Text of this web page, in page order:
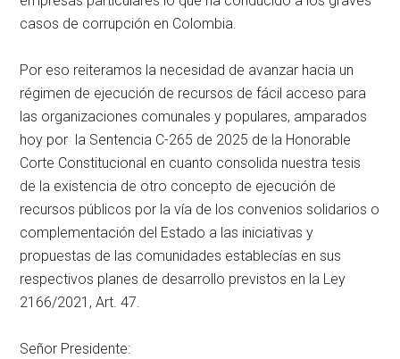
casos de corrupción en Colombia.
Por eso reiteramos la necesidad de avanzar hacia un
régimen de ejecución de recursos de fácil acceso para
las organizaciones comunales y populares, amparados
hoy por la Sentencia C-265 de 2025 de la Honorable
Corte Constitucional en cuanto consolida nuestra tesis
de la existencia de otro concepto de ejecución de
recursos públicos por la vía de los convenios solidarios o
complementación del Estado a las iniciativas y
propuestas de las comunidades establecías en sus
respectivos planes de desarrollo previstos en la Ley
2166/2021, Art. 47.
Señor Presidente: